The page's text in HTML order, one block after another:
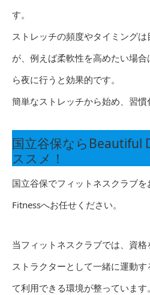
す。
ストレッチの頻度やタイミング
が、例えば柔軟性を高めたい場
ら夜に行うと効果的です。
簡単なストレッチから始め、習慣
国立谷保ならBeautiful
ススメ！
国立谷保でフィットネスクラブ
Fitnessへお任せください。
当フィットネスクラブでは、資
ストラクターとして一緒に運動
て利用できる環境が整っています。